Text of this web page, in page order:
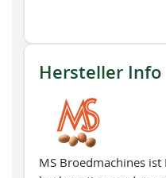
Hersteller Info
MS Broedmachines